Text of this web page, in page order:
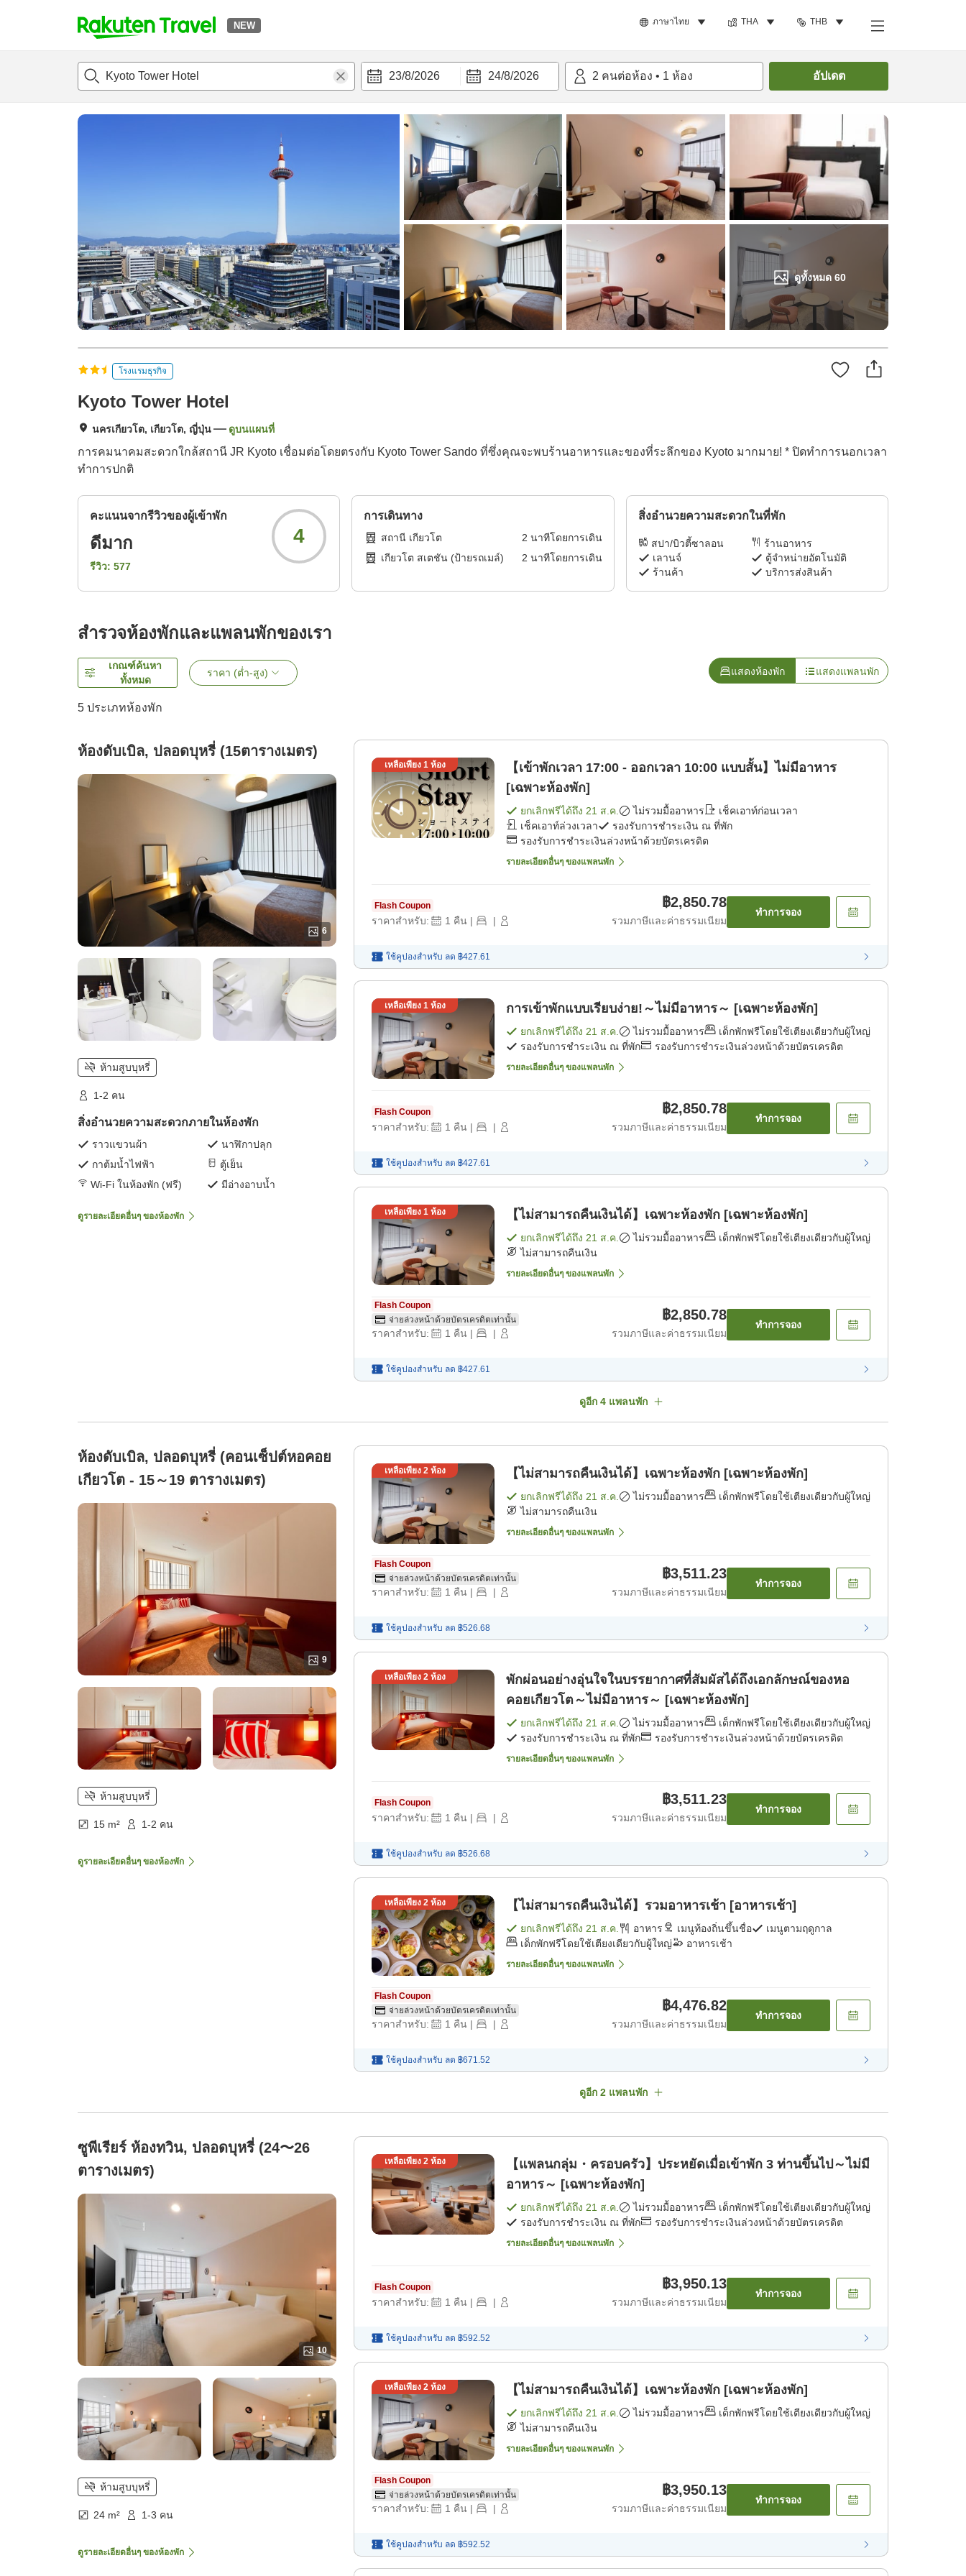
NEW ภาษาไทย THA THB
t
p
a
c
h
23/8/2026 24/8/2026 2 คนต่อห้อง • 1 ห้อง อัปเดต
ดูทั้งหมด 60
แนะนำที่พักห้องพักและแพลนพัก สิ่่งอำนวยความสะดวก ค้นหาห้องพัก
โรงแรมธุรกิจ
Kyoto Tower Hotel
นครเกียวโต, เกียวโต, ญี่ปุ่น ดูบนแผนที่
การคมนาคมสะดวกใกล้สถานี JR Kyoto เชื่อมต่อโดยตรงกับ Kyoto Tower Sando ที่ซึ่งคุณจะพบร้านอาหารและของที่ระลึกของ Kyoto มากมาย! * ปิดทำการนอกเวลา
ทำการปกติ
คะแนนจากรีวิวของผู้เข้าพัก
ดีมาก
รีวิว: 577
4
การเดินทาง
สถานี เกียวโต 2 นาทีโดยการเดิน
เกียวโต สเตชัน (ป้ายรถเมล์)
2 นาทีโดยการเดิน
สิ่งอำนวยความสะดวกในที่พัก
สปา/บิวตี้ซาลอน
ร้านอาหาร
เลานจ์
ตู้จำหน่ายอัตโนมัติ
ร้านค้า
บริการส่งสินค้า
สำรวจห้องพักและแพลนพักของเรา
เกณฑ์ค้นหา
ทั้งหมด
ราคา (ต่ำ-สูง) แสดงห้องพัก แสดงแพลนพัก
5 ประเภทห้องพัก
ห้องดับเบิล, ปลอดบุหรี่ (15ตารางเมตร)
6
ห้ามสูบบุหรี่
1-2 คน
สิ่งอำนวยความสะดวกภายในห้องพัก
ราวแขวนผ้า
นาฬิกาปลุก
กาต้มน้ำไฟฟ้า
ตู้เย็น
Wi-Fi ในห้องพัก (ฟรี)
มีอ่างอาบน้ำ
ดูรายละเอียดอื่นๆ ของห้องพัก
เหลือเพียง 1ห้อง
【เข้าพักเวลา 17:00 - ออกเวลา 10:00 แบบสั้น】ไม่มีอาหาร
[เฉพาะห้องพัก]
ยกเลิกฟรีได้ถึง 21 ส.ค. ไม่รวมมื้ออาหาร
เช็คเอาท์ก่อนเวลา
เช็คเอาท์ล่วงเวลา
รองรับการชำระเงิน ณ ที่พัก
รองรับการชำระเงินล่วงหน้าด้วยบัตรเครดิต
รายละเอียดอื่นๆ ของแพลนพัก
Flash Coupon
ราคาสำหรับ: 1 คืน | |
฿2,850.78
รวมภาษีและค่าธรรมเนียม
ทำการจอง
ใช้คูปองสำหรับ ลด ฿427.61
เหลือเพียง 1ห้อง การเข้าพักแบบเรียบง่าย!～ไม่มีอาหาร～ [เฉพาะห้องพัก]
ยกเลิกฟรีได้ถึง 21 ส.ค. ไม่รวมมื้ออาหาร
เด็กพักฟรีโดยใช้เตียงเดียวกับผู้ใหญ่
รองรับการชำระเงิน ณ ที่พัก
รองรับการชำระเงินล่วงหน้าด้วยบัตรเครดิต
รายละเอียดอื่นๆ ของแพลนพัก
Flash Coupon
ราคาสำหรับ: 1 คืน | |
฿2,850.78
รวมภาษีและค่าธรรมเนียม
ทำการจอง
ใช้คูปองสำหรับ ลด ฿427.61
เหลือเพียง 1ห้อง 【ไม่สามารถคืนเงินได้】เฉพาะห้องพัก [เฉพาะห้องพัก]
ยกเลิกฟรีได้ถึง 21 ส.ค. ไม่รวมมื้ออาหาร
เด็กพักฟรีโดยใช้เตียงเดียวกับผู้ใหญ่
ไม่สามารถคืนเงิน
รายละเอียดอื่นๆ ของแพลนพัก
Flash Coupon
จ่ายล่วงหน้าด้วยบัตรเครดิตเท่านั้น
ราคาสำหรับ: 1 คืน | |
฿2,850.78
รวมภาษีและค่าธรรมเนียม
ทำการจอง
ใช้คูปองสำหรับ ลด ฿427.61
ดูอีก 4แพลนพัก
ห้องดับเบิล, ปลอดบุหรี่ (คอนเซ็ปต์หอคอย
เกียวโต - 15～19 ตารางเมตร)
9
ห้ามสูบบุหรี่
15 m² 1-2 คน
ดูรายละเอียดอื่นๆ ของห้องพัก
เหลือเพียง 2ห้อง 【ไม่สามารถคืนเงินได้】เฉพาะห้องพัก [เฉพาะห้องพัก]
ยกเลิกฟรีได้ถึง 21 ส.ค. ไม่รวมมื้ออาหาร
เด็กพักฟรีโดยใช้เตียงเดียวกับผู้ใหญ่
ไม่สามารถคืนเงิน
รายละเอียดอื่นๆ ของแพลนพัก
Flash Coupon
จ่ายล่วงหน้าด้วยบัตรเครดิตเท่านั้น
ราคาสำหรับ: 1 คืน | |
฿3,511.23
รวมภาษีและค่าธรรมเนียม
ทำการจอง
ใช้คูปองสำหรับ ลด ฿526.68
เหลือเพียง 2ห้อง
พักผ่อนอย่างอุ่นใจในบรรยากาศที่สัมผัสได้ถึงเอกลักษณ์ของหอ
คอยเกียวโต～ไม่มีอาหาร～ [เฉพาะห้องพัก]
ยกเลิกฟรีได้ถึง 21 ส.ค. ไม่รวมมื้ออาหาร
เด็กพักฟรีโดยใช้เตียงเดียวกับผู้ใหญ่
รองรับการชำระเงิน ณ ที่พัก
รองรับการชำระเงินล่วงหน้าด้วยบัตรเครดิต
รายละเอียดอื่นๆ ของแพลนพัก
Flash Coupon
ราคาสำหรับ: 1 คืน | |
฿3,511.23
รวมภาษีและค่าธรรมเนียม
ทำการจอง
ใช้คูปองสำหรับ ลด ฿526.68
เหลือเพียง 2ห้อง 【ไม่สามารถคืนเงินได้】รวมอาหารเช้า [อาหารเช้า]
ยกเลิกฟรีได้ถึง 21 ส.ค. อาหาร เมนูท้องถิ่นขึ้นชื่อ
เมนูตามฤดูกาล
เด็กพักฟรีโดยใช้เตียงเดียวกับผู้ใหญ่
อาหารเช้า
รายละเอียดอื่นๆ ของแพลนพัก
Flash Coupon
จ่ายล่วงหน้าด้วยบัตรเครดิตเท่านั้น
ราคาสำหรับ: 1 คืน | |
฿4,476.82
รวมภาษีและค่าธรรมเนียม
ทำการจอง
ใช้คูปองสำหรับ ลด ฿671.52
ดูอีก 2แพลนพัก
ซูพีเรียร์ ห้องทวิน, ปลอดบุหรี่ (24〜26
ตารางเมตร)
10
ห้ามสูบบุหรี่
24 m² 1-3 คน
ดูรายละเอียดอื่นๆ ของห้องพัก
เหลือเพียง 2ห้อง
【แพลนกลุ่ม・ครอบครัว】ประหยัดเมื่อเข้าพัก 3 ท่านขึ้นไป～ไม่มี
อาหาร～ [เฉพาะห้องพัก]
ยกเลิกฟรีได้ถึง 21 ส.ค. ไม่รวมมื้ออาหาร
เด็กพักฟรีโดยใช้เตียงเดียวกับผู้ใหญ่
รองรับการชำระเงิน ณ ที่พัก
รองรับการชำระเงินล่วงหน้าด้วยบัตรเครดิต
รายละเอียดอื่นๆ ของแพลนพัก
Flash Coupon
ราคาสำหรับ: 1 คืน | |
฿3,950.13
รวมภาษีและค่าธรรมเนียม
ทำการจอง
ใช้คูปองสำหรับ ลด ฿592.52
เหลือเพียง 2ห้อง 【ไม่สามารถคืนเงินได้】เฉพาะห้องพัก [เฉพาะห้องพัก]
ยกเลิกฟรีได้ถึง 21 ส.ค. ไม่รวมมื้ออาหาร
เด็กพักฟรีโดยใช้เตียงเดียวกับผู้ใหญ่
ไม่สามารถคืนเงิน
รายละเอียดอื่นๆ ของแพลนพัก
Flash Coupon
จ่ายล่วงหน้าด้วยบัตรเครดิตเท่านั้น
ราคาสำหรับ: 1 คืน | |
฿3,950.13
รวมภาษีและค่าธรรมเนียม
ทำการจอง
ใช้คูปองสำหรับ ลด ฿592.52